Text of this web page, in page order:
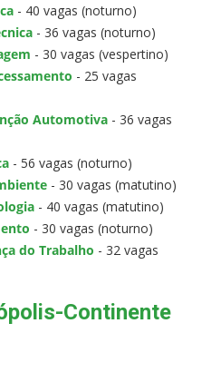
- 40 vagas (noturno)
- 36 vagas (noturno)
- 30 vagas (vespertino)
- 25 vagas
Automotiva - 36 vagas
- 56 vagas (noturno)
- 30 vagas (matutino)
- 40 vagas (matutino)
- 30 vagas (noturno)
do Trabalho - 32 vagas
Continente